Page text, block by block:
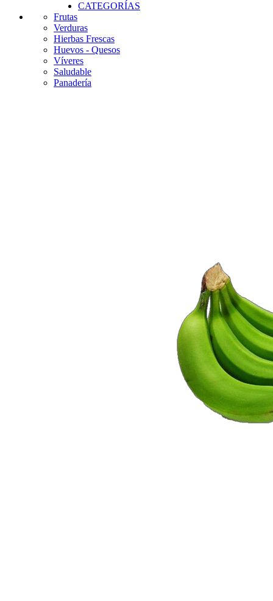
CATEGORÍAS
Frutas
Verduras
Hierbas Frescas
Huevos - Quesos
Víveres
Saludable
Panadería